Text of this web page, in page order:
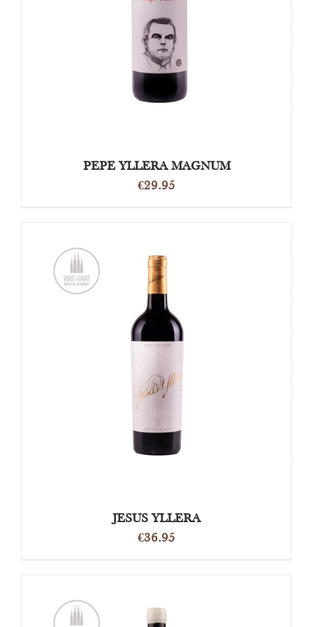
PEPE YLLERA MAGNUM
€29.95
JESUS YLLERA
€36.95